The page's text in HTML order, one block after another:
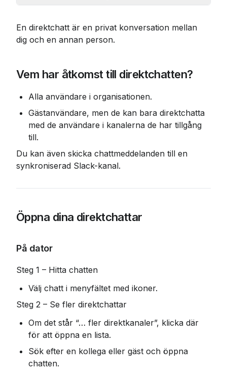
En direktchatt är en privat konversation mellan
dig och en annan person.
Vem har åtkomst till direktchatten?
Alla användare i organisationen.
Gästanvändare, men de kan bara direktchatta
med de användare i kanalerna de har tillgång
till.
Du kan även skicka chattmeddelanden till en
synkroniserad Slack-kanal.
Öppna dina direktchattar
På dator
Steg 1 – Hitta chatten
Välj chatt i menyfältet med ikoner.
Steg 2 – Se fler direktchattar
Om det står “… fler direktkanaler”, klicka där
för att öppna en lista.
Sök efter en kollega eller gäst och öppna
chatten.